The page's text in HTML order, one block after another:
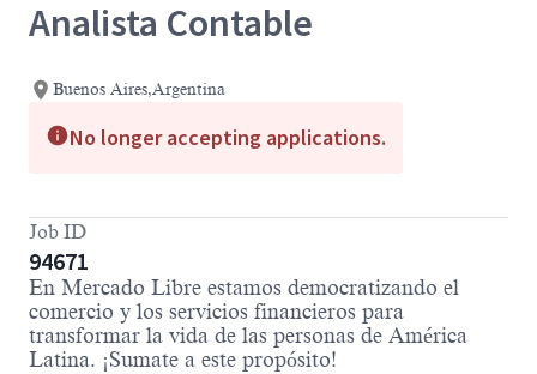
Analista Contable
Buenos Aires,Argentina
No longer accepting applications.
Job ID
94671
En Mercado Libre estamos democratizando el
comercio y los servicios financieros para
transformar la vida de las personas de América
Latina. ¡Sumate a este propósito!